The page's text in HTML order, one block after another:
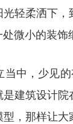
轻柔洒下
微小的装饰
中，少见
建筑设计
，那样让